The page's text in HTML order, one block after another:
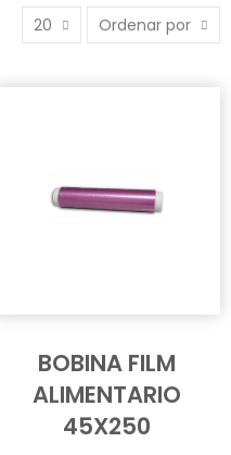
20 Ordenar por
BOBINA FILM
ALIMENTARIO
45X250